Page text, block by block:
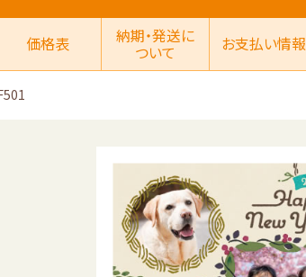
価格表 納期・発送に
ついて お支払い情報